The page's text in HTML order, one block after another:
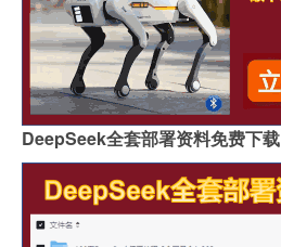
DeepSeek全套部署资料免费下载